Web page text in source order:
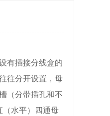
有插接分线盒的
往分开设置，母
（分带插孔和不
水平）四通母